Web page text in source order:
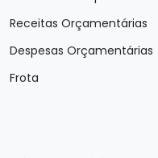
Receitas Orçamentárias
Despesas Orçamentárias
Frota